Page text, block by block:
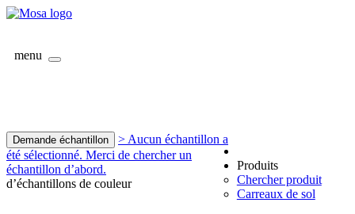
menu
Demande échantillon
> Aucun échantillon a
été sélectionné. Merci de chercher un
échantillon d’abord.
d’échantillons de couleur
Produits
Chercher produit
Carreaux de sol